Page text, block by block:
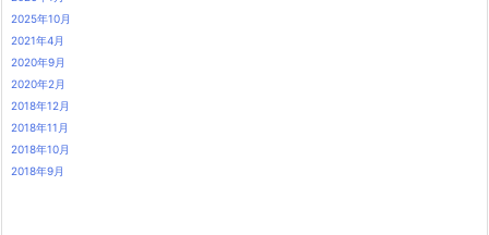
2025年10月
2021年4月
2020年9月
2020年2月
2018年12月
2018年11月
2018年10月
2018年9月